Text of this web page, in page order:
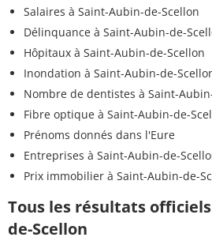
Salaires à Saint-Aubin-de-Scellon
Délinquance à Saint-Aubin-de-
Hôpitaux à Saint-Aubin-de-Scellon
Inondation à Saint-Aubin-de-
Nombre de dentistes à Saint-
Fibre optique à Saint-Aubin-de-
Prénoms donnés dans l'Eure
Entreprises à Saint-Aubin-de-
Prix immobilier à Saint-Aubin-de-
Tous les résultats
de-Scellon